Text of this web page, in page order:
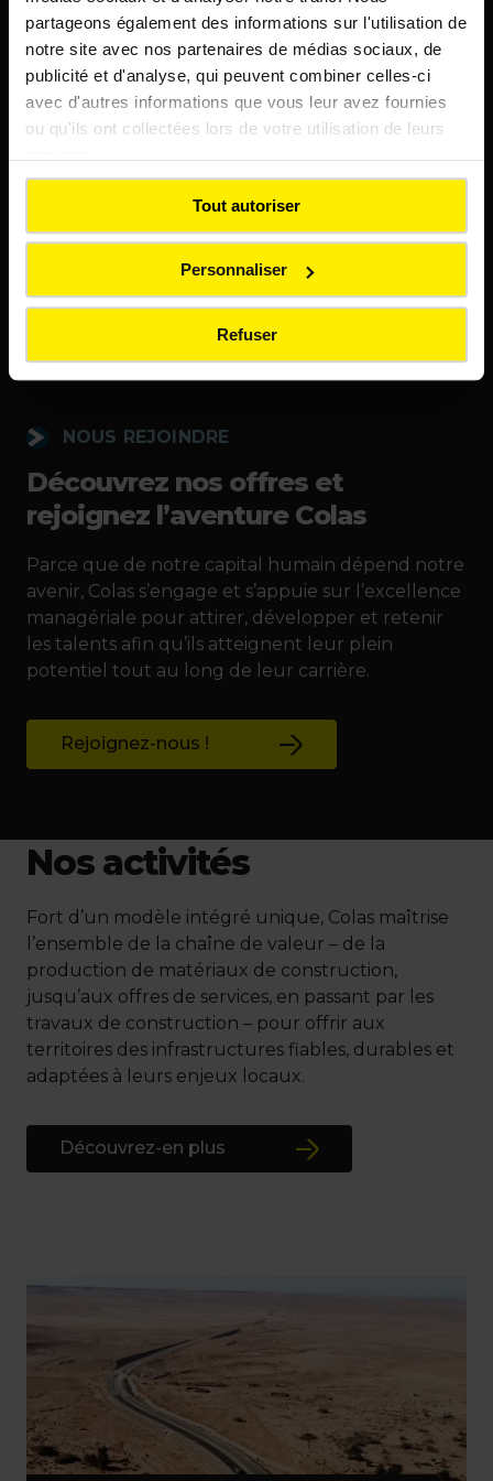
partageons également des informations sur l'utilisation de
notre site avec nos partenaires de médias sociaux, de
publicité et d'analyse, qui peuvent combiner celles-ci
avec d'autres informations que vous leur avez fournies
ou qu'ils ont collectées lors de votre utilisation de leurs
Tout autoriser
Personnaliser
Refuser
URL
NOUS REJOINDRE
Découvrez nos offres et
rejoignez l’aventure Colas
Parce que de notre capital humain dépend notre
avenir, Colas s’engage et s’appuie sur l’excellence
managériale pour attirer, développer et retenir
les talents afin qu’ils atteignent leur plein
potentiel tout au long de leur carrière.
Rejoignez-nous !
Nos activités
Fort d’un modèle intégré unique, Colas maîtrise
l’ensemble de la chaîne de valeur – de la
production de matériaux de construction,
jusqu’aux offres de services, en passant par les
travaux de construction – pour offrir aux
territoires des infrastructures fiables, durables et
adaptées à leurs enjeux locaux.
Découvrez-en plus